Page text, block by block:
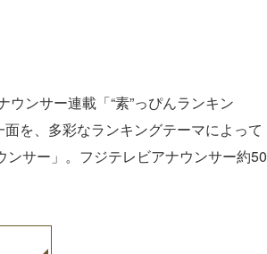
ンサー連載「“素”っぴんランキン
を、多彩なランキングテーマによって
サー」。フジテレビアナウンサー約50